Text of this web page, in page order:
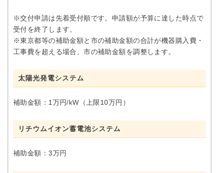
※交付申請は先着受付順です。申請額が予算に達した時点で
受付を終了します。
※東京都等の補助金額と市の補助金額の合計が機器購入費・
工事費を超える場合、市の補助金額を調整します。
太陽光発電システム
補助金額：1万円/kW（上限10万円）
リチウムイオン蓄電池システム
補助金額：3万円